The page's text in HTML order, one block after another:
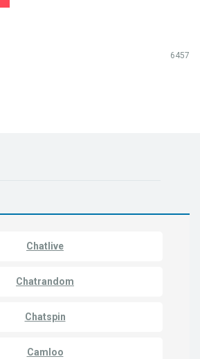
6457
Chatlive
Chatrandom
Chatspin
Camloo